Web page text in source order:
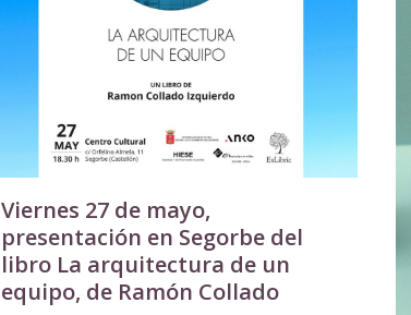
Viernes 27 de mayo,
presentación en Segorbe del
libro La arquitectura de un
equipo, de Ramón Collado